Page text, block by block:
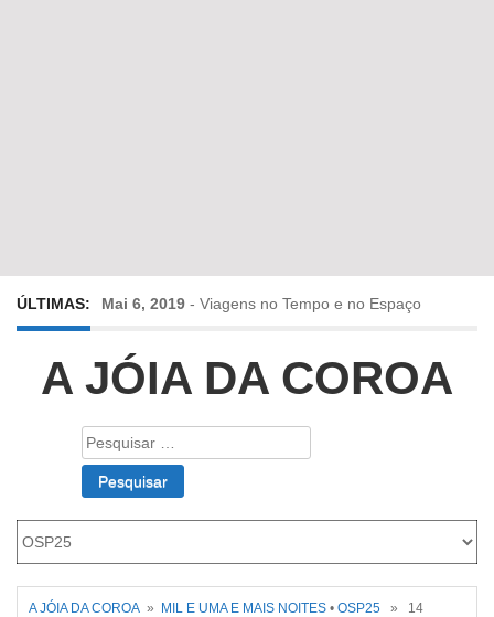
ÚLTIMAS: Mai 6, 2019 - Viagens no Tempo e no Espaço
Abr 24, 2019 -Diz-me a verdade a mentir
Fev 22, 2019
Roriz
A JÓIA DA COROA
Pesquisar
por:
A JÓIA DA COROA » MIL E UMA E MAIS NOITES • OSP25 » 14